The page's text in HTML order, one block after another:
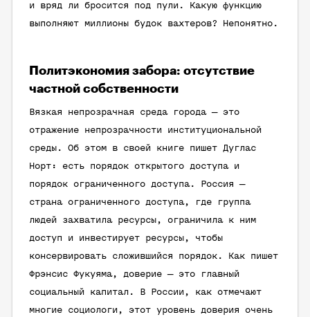
и вряд ли бросится под пули. Какую функцию
выполняют миллионы будок вахтеров? Непонятно.
Политэкономия забора: отсутствие
частной собственности
Вязкая непрозрачная среда города — это
отражение непрозрачности институциональной
среды. Об этом в своей книге пишет Дуглас
Норт: есть порядок открытого доступа и
порядок ограниченного доступа. Россия —
страна ограниченного доступа, где группа
людей захватила ресурсы, ограничила к ним
доступ и инвестирует ресурсы, чтобы
консервировать сложившийся порядок. Как пишет
Фрэнсис Фукуяма, доверие — это главный
социальный капитал. В России, как отмечают
многие социологи, этот уровень доверия очень